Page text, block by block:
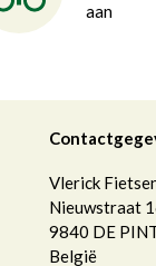
aan
Vlerick
Nieuwstraat
9840 DE
België